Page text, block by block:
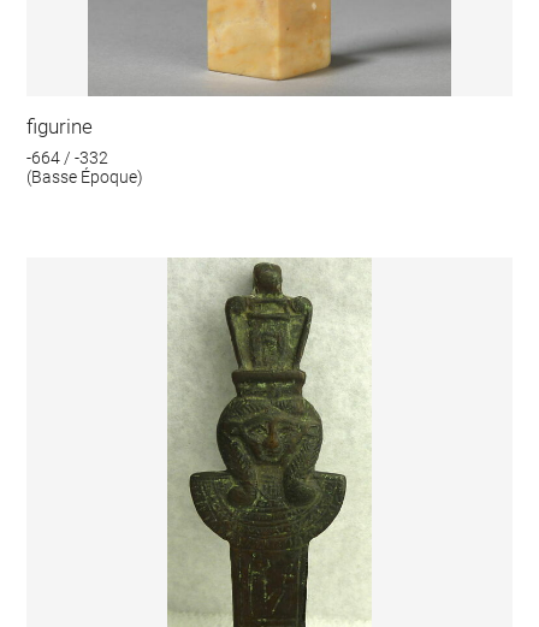
figurine
-664 / -332
(Basse Époque)